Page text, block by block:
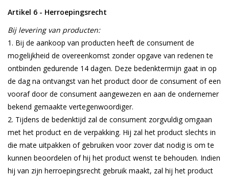
Artikel 6 - Herroepingsrecht
Bij levering van producten:
Bij de aankoop van producten heeft de consument de
mogelijkheid de overeenkomst zonder opgave van redenen te
ontbinden gedurende 14 dagen. Deze bedenktermijn gaat in op
de dag na ontvangst van het product door de consument of een
vooraf door de consument aangewezen en aan de ondernemer
bekend gemaakte vertegenwoordiger.
Tijdens de bedenktijd zal de consument zorgvuldig omgaan
met het product en de verpakking. Hij zal het product slechts in
die mate uitpakken of gebruiken voor zover dat nodig is om te
kunnen beoordelen of hij het product wenst te behouden. Indien
hij van zijn herroepingsrecht gebruik maakt, zal hij het product